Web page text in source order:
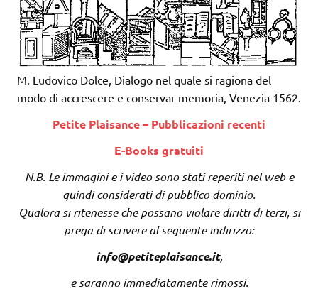
M. Ludovico Dolce, Dialogo nel quale si ragiona del
modo di accrescere e conservar memoria, Venezia 1562.
Petite Plaisance – Pubblicazioni recenti
E-Books gratuiti
N.B. Le immagini e i video sono stati reperiti nel web e
quindi considerati di pubblico dominio.
Qualora si ritenesse che possano violare diritti di terzi, si
prega di scrivere al seguente indirizzo:
info@petiteplaisance.it,
e saranno immediatamente rimossi.